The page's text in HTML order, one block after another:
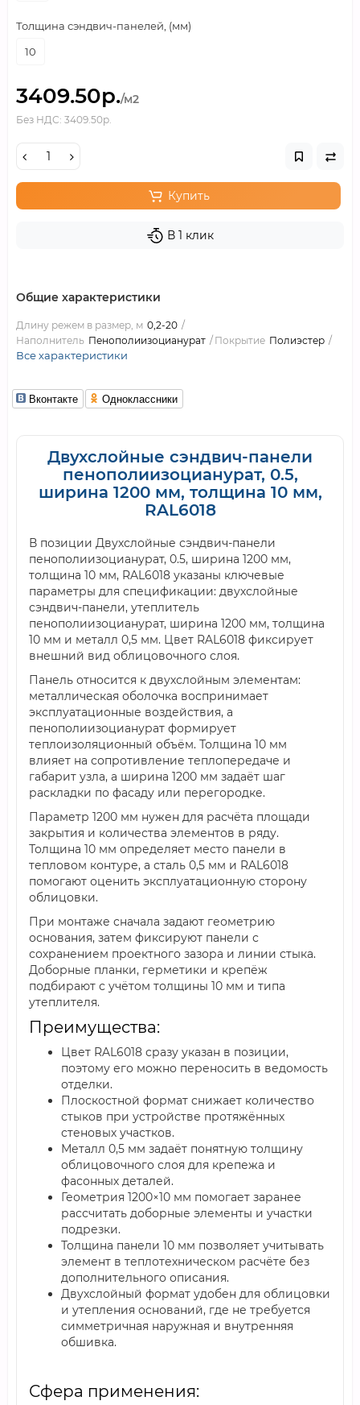
Толщина сэндвич-панелей, (мм)
10
3409.50р./м2
Без НДС: 3409.50р.
Купить
В 1 клик
Общие характеристики
Длину режем в размер, м 0,2-20
Наполнитель Пенополиизоцианурат Покрытие Полиэстер
Все характеристики
Вконтакте Одноклассники
Двухслойные сэндвич-панели
пенополиизоцианурат, 0.5,
ширина 1200 мм, толщина 10 мм,
RAL6018
В позиции Двухслойные сэндвич-панели
пенополиизоцианурат, 0.5, ширина 1200 мм,
толщина 10 мм, RAL6018 указаны ключевые
параметры для спецификации: двухслойные
сэндвич-панели, утеплитель
пенополиизоцианурат, ширина 1200 мм, толщина
10 мм и металл 0,5 мм. Цвет RAL6018 фиксирует
внешний вид облицовочного слоя.
Панель относится к двухслойным элементам:
металлическая оболочка воспринимает
эксплуатационные воздействия, а
пенополиизоцианурат формирует
теплоизоляционный объём. Толщина 10 мм
влияет на сопротивление теплопередаче и
габарит узла, а ширина 1200 мм задаёт шаг
раскладки по фасаду или перегородке.
Параметр 1200 мм нужен для расчёта площади
закрытия и количества элементов в ряду.
Толщина 10 мм определяет место панели в
тепловом контуре, а сталь 0,5 мм и RAL6018
помогают оценить эксплуатационную сторону
облицовки.
При монтаже сначала задают геометрию
основания, затем фиксируют панели с
сохранением проектного зазора и линии стыка.
Доборные планки, герметики и крепёж
подбирают с учётом толщины 10 мм и типа
утеплителя.
Преимущества:
Цвет RAL6018 сразу указан в позиции,
поэтому его можно переносить в ведомость
отделки.
Плоскостной формат снижает количество
стыков при устройстве протяжённых
стеновых участков.
Металл 0,5 мм задаёт понятную толщину
облицовочного слоя для крепежа и
фасонных деталей.
Геометрия 1200×10 мм помогает заранее
рассчитать доборные элементы и участки
подрезки.
Толщина панели 10 мм позволяет учитывать
элемент в теплотехническом расчёте без
дополнительного описания.
Двухслойный формат удобен для облицовки
и утепления оснований, где не требуется
симметричная наружная и внутренняя
обшивка.
Сфера применения: